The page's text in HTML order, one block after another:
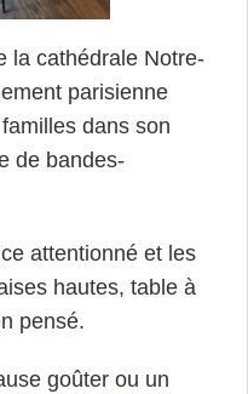
la cathédrale Notre-
parisienne
dans son
de bandes-
attentionné et les
hautes, table à
pensé.
goûter ou un